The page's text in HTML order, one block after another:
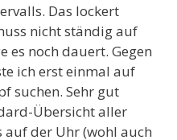
Das lockert
nicht ständig auf
es noch dauert. Gegen
ich erst einmal auf
suchen. Sehr gut
Übersicht aller
auf der Uhr (wohl auch